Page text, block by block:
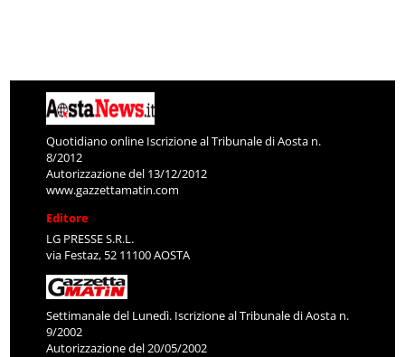
Quotidiano online Iscrizione al Tribunale di Aosta n.
8/2012
Autorizzazione del 13/12/2012
www.gazzettamatin.com
Editore
LG PRESSE S.R.L.
via Festaz, 52 11100 AOSTA
Settimanale del Lunedì. Iscrizione al Tribunale di Aosta n.
9/2002
Autorizzazione del 20/05/2002